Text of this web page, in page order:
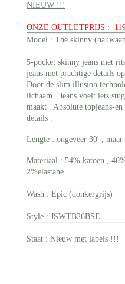
NIEUW !!!
ONZE OUTLETPRIJS :
Model : The skinny
5-pocket skinny jeans met
jeans met prachtige details
Door de slim illusion
lichaam . Jeans voelt iets
maakt . Absolute topjeans-
details .
Lengte : ongeveer 30' ,
Materiaal : 54% katoen ,
2%elastane
Wash : Epic (donkergrijs)
Style : JSWTB26BSE
Staat : Nieuw met labels !!!